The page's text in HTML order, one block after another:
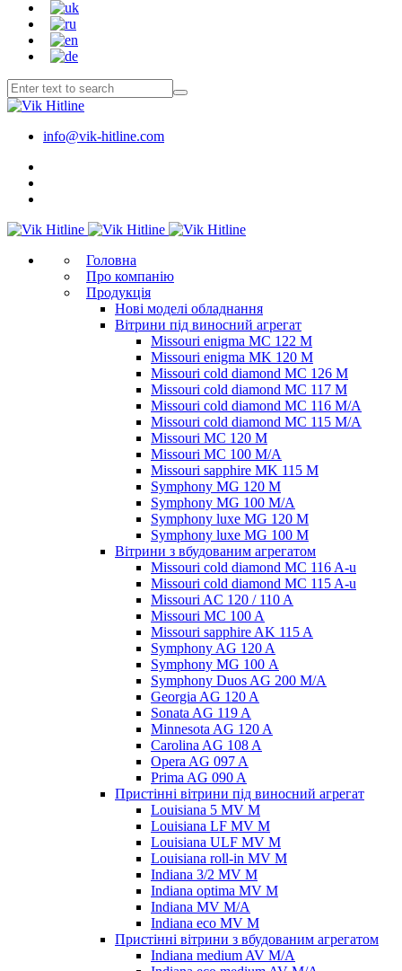
info@vik-hitline.com
Головна
Про компанію
Продукція
Нові моделі обладнання
Вітрини під виносний агрегат
Missouri enigma MC 122 M
Missouri enigma MK 120 M
Missouri cold diamond MC 126 M
Missouri cold diamond MC 117 M
Missouri cold diamond MC 116 M/A
Missouri cold diamond MC 115 M/A
Missouri MC 120 M
Missouri MC 100 M/A
Missouri sapphire MK 115 M
Symphony MG 120 M
Symphony MG 100 M/А
Symphony luxe MG 120 M
Symphony luxe MG 100 M
Вітрини з вбудованим агрегатом
Missouri cold diamond MC 116 A-u
Missouri cold diamond MC 115 A-u
Missouri AC 120 / 110 A
Missouri MC 100 A
Missouri sapphire AK 115 A
Symphony AG 120 A
Symphony MG 100 А
Symphony Duos AG 200 M/A
Georgia AG 120 A
Sonata AG 119 A
Minnesota AG 120 A
Carolina AG 108 A
Opera AG 097 A
Prima AG 090 A
Пристінні вітрини під виносний агрегат
Louisiana 5 MV M
Louisiana LF MV M
Louisiana ULF MV M
Louisiana roll-in MV M
Indiana 3/2 MV M
Indiana optima MV M
Indiana MV M/A
Indiana eco MV M
Пристінні вітрини з вбудованим агрегатом
Indiana medium AV M/A